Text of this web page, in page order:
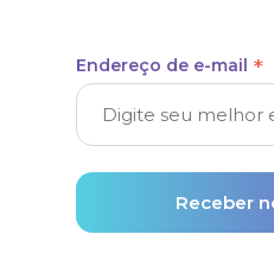
Endereço de e-mail *